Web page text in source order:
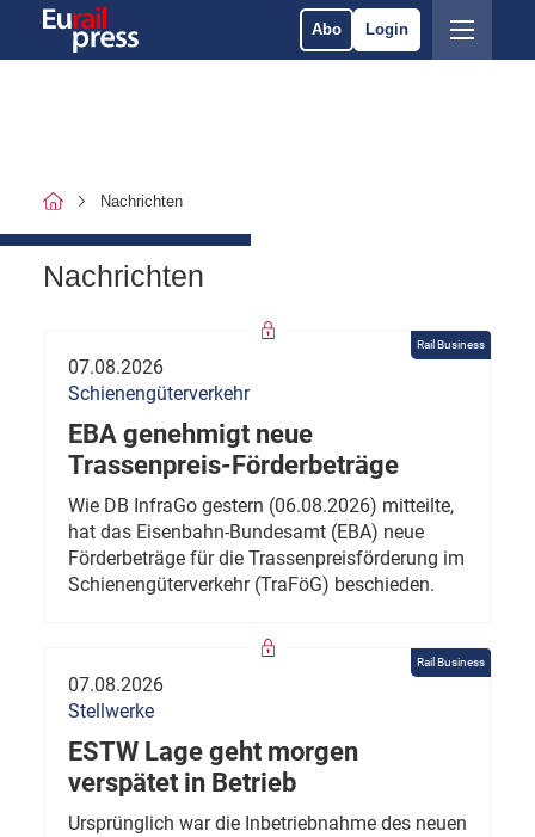
Abo Login
Nachrichten
Nachrichten
Rail Business
07.08.2026
Schienengüterverkehr
EBA genehmigt neue
Trassenpreis-Förderbeträge
Wie DB InfraGo gestern (06.08.2026) mitteilte,
hat das Eisenbahn-Bundesamt (EBA) neue
Förderbeträge für die Trassenpreisförderung im
Schienengüterverkehr (TraFöG) beschieden.
Rail Business
07.08.2026
Stellwerke
ESTW Lage geht morgen
verspätet in Betrieb
Ursprünglich war die Inbetriebnahme des neuen